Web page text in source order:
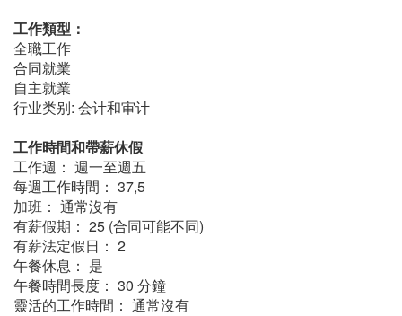
工作類型：
全職工作
合同就業
自主就業
行业类别: 会计和审计
工作時間和帶薪休假
工作週： 週一至週五
每週工作時間： 37,5
加班： 通常沒有
有薪假期： 25 (合同可能不同)
有薪法定假日： 2
午餐休息： 是
午餐時間長度： 30 分鐘
靈活的工作時間： 通常沒有